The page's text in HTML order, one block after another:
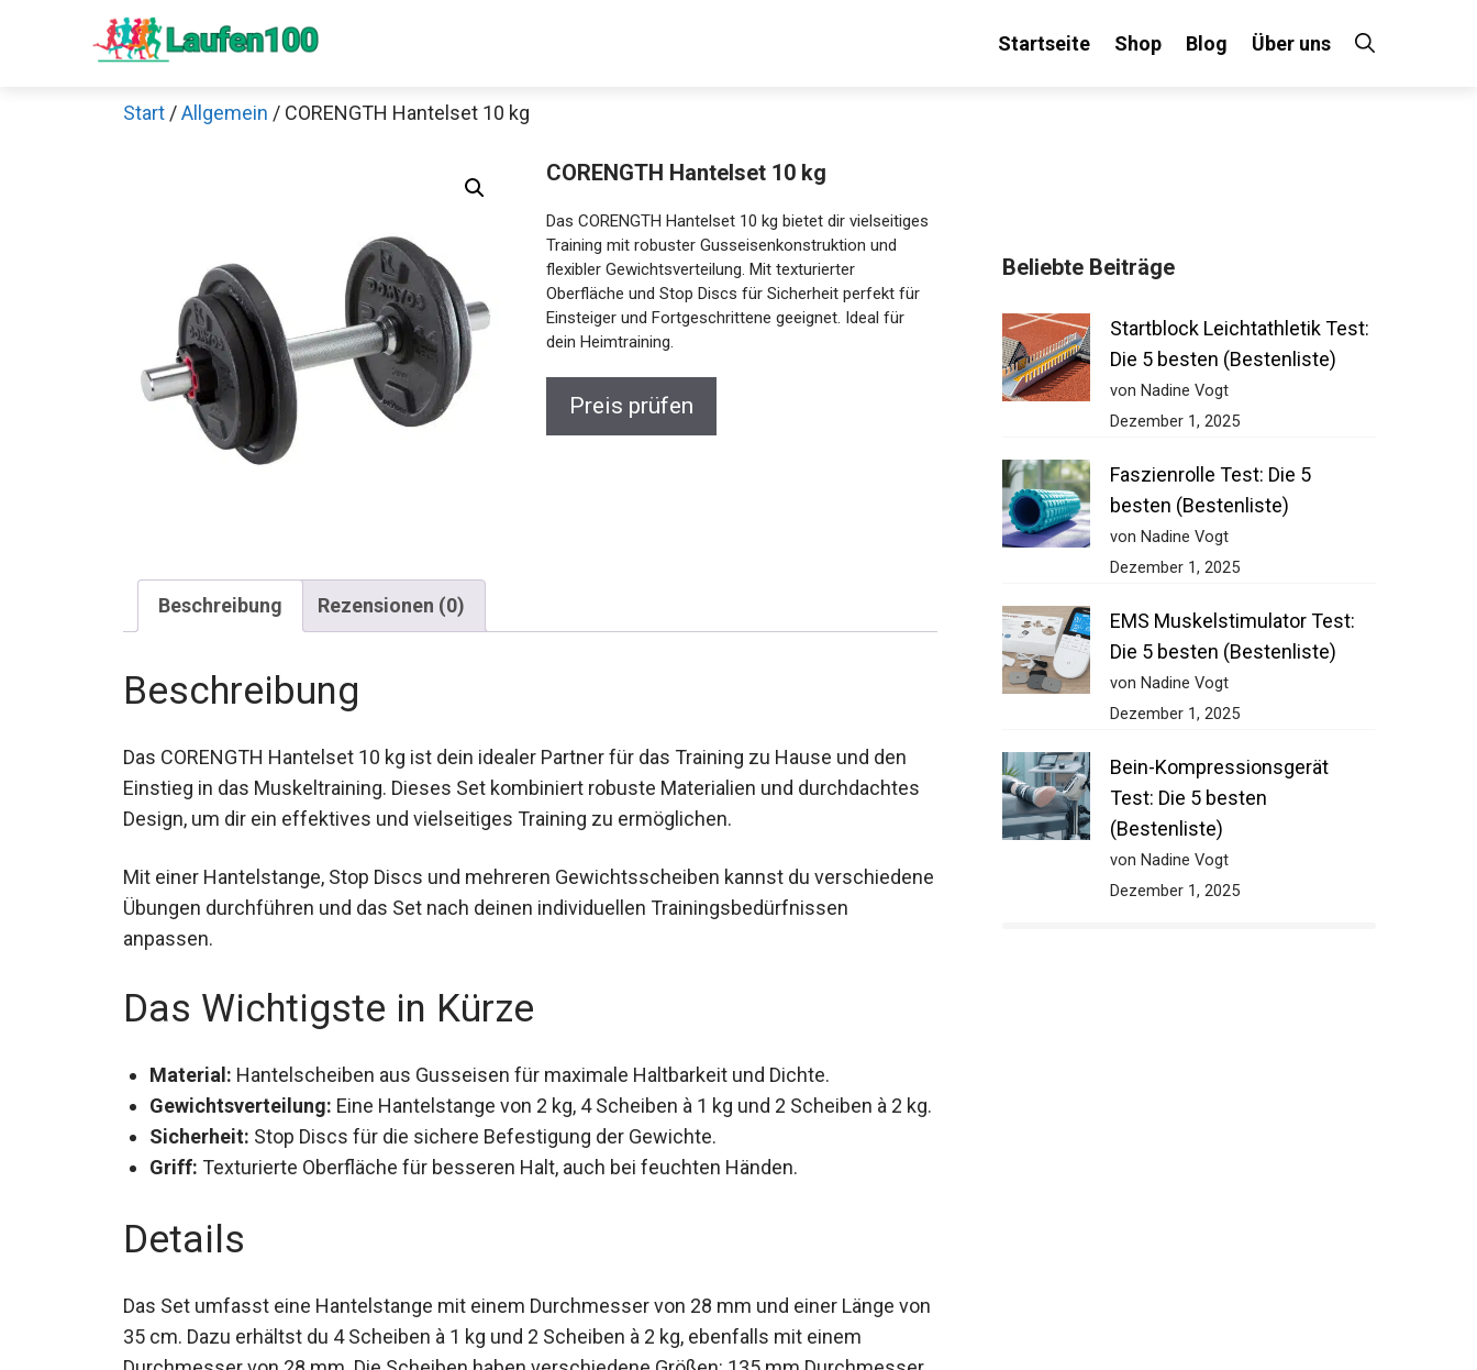
Startseite Shop Blog Über uns
Start /Allgemein / CORENGTH Hantelset 10 kg
CORENGTH Hantelset 10 kg
Das CORENGTH Hantelset 10 kg bietet dir vielseitiges
Training mit robuster Gusseisenkonstruktion und
flexibler Gewichtsverteilung. Mit texturierter
Oberfläche und Stop Discs für Sicherheit perfekt für
Einsteiger und Fortgeschrittene geeignet. Ideal für
dein Heimtraining.
Preis prüfen
Beschreibung Rezensionen (0)
Beschreibung
Das CORENGTH Hantelset 10 kg ist dein idealer Partner für das Training zu Hause und den
Einstieg in das Muskeltraining. Dieses Set kombiniert robuste Materialien und durchdachtes
Design, um dir ein effektives und vielseitiges Training zu ermöglichen.
Mit einer Hantelstange, Stop Discs und mehreren Gewichtsscheiben kannst du
verschiedene Übungen durchführen und das Set nach deinen individuellen
Trainingsbedürfnissen anpassen.
Das Wichtigste in Kürze
Material: Hantelscheiben aus Gusseisen für maximale Haltbarkeit und Dichte.
Gewichtsverteilung: Eine Hantelstange von 2 kg, 4 Scheiben à 1 kg und 2 Scheiben à 2
kg.
Sicherheit:Stop Discs für die sichere Befestigung der Gewichte.
Details
Das Set umfasst eine Hantelstange mit einem Durchmesser von 28 mm und einer Länge
von 35 cm. Dazu erhältst du 4 Scheiben à 1 kg und 2 Scheiben à 2 kg, ebenfalls mit einem
Beliebte Beiträge
Startblock Leichtathletik Test:
Die 5 besten (Bestenliste)
von Nadine Vogt
Dezember 1, 2025
Faszienrolle Test: Die 5
besten (Bestenliste)
von Nadine Vogt
Dezember 1, 2025
EMS Muskelstimulator Test:
Die 5 besten (Bestenliste)
von Nadine Vogt
Dezember 1, 2025
Bein-Kompressionsgerät
Test: Die 5 besten
(Bestenliste)
von Nadine Vogt
Dezember 1, 2025
Jetzt anschauen